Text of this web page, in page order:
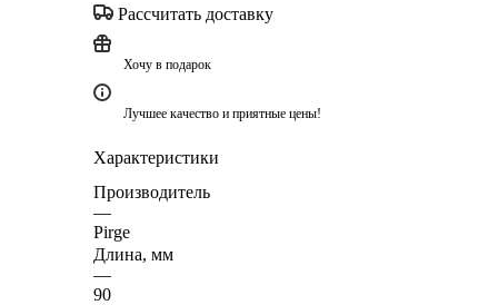
Рассчитать доставку
Хочу в подарок
Лучшее качество и приятные цены!
Характеристики
Производитель
—
Pirge
Длина, мм
—
90